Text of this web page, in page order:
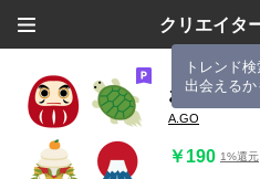
クリエイタ
トレンド
出会えるか
お正月の毎
A.GO
￥190 1%還元